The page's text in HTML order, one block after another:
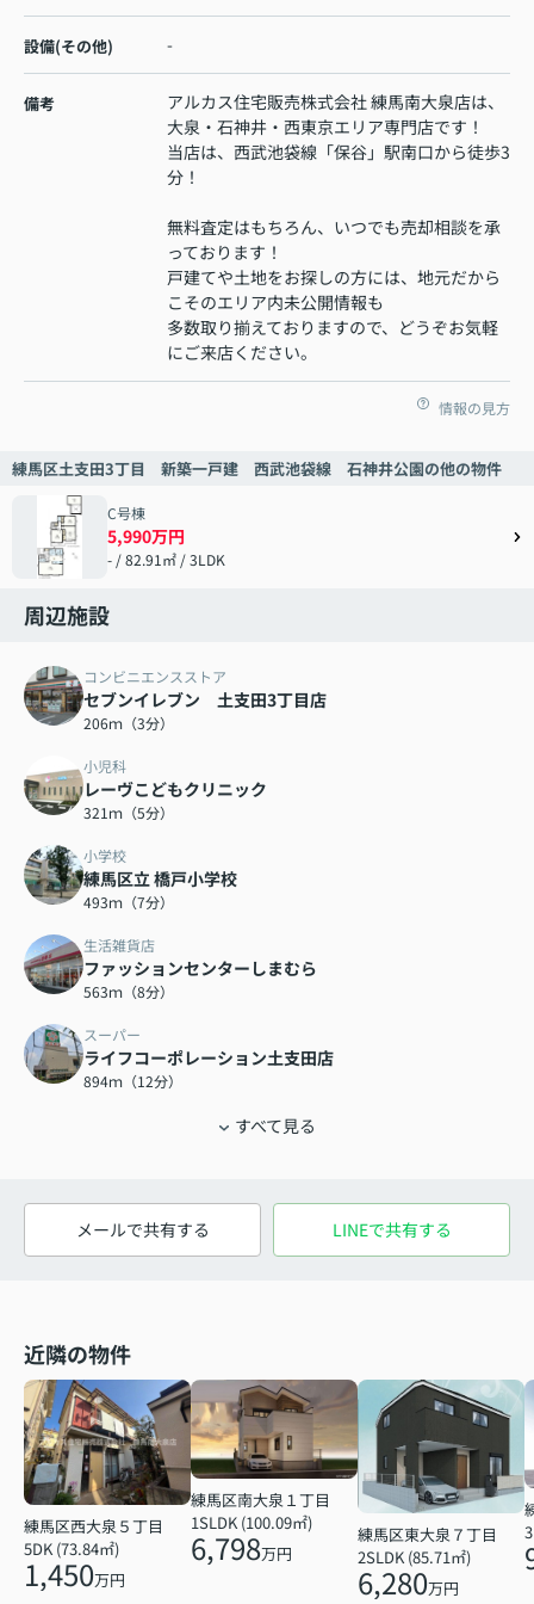
設備(その他) -
備考
アルカス住宅販売株式会社 練馬南大泉店は、
大泉・石神井・西東京エリア専門店です！
当店は、西武池袋線「保谷」駅南口から徒歩3
分！
無料査定はもちろん、いつでも売却相談を承
っております！
戸建てや土地をお探しの方には、地元だから
こそのエリア内未公開情報も
多数取り揃えておりますので、どうぞお気軽
にご来店ください。
情報の見方
練馬区土支田3丁目 新築一戸建 西武池袋線 石神井公園の他の物件
C号棟
5,990万円
- / 82.91㎡ / 3LDK
周辺施設
コンビニエンスストア
セブンイレブン 土支田3丁目店
206ｍ（3分）
小児科
レーヴこどもクリニック
321ｍ（5分）
小学校
練馬区立 橋戸小学校
493ｍ（7分）
生活雑貨店
ファッションセンターしまむら
563ｍ（8分）
スーパー
ライフコーポレーション土支田店
894ｍ（12分）
すべて見る
メールで共有する LINEで共有する
近隣の物件
練馬区西大泉５丁目
5DK (73.84㎡)
1,450万円
練馬区南大泉１丁目
1SLDK (100.09㎡)
6,798万円
練馬区東大泉７丁目
2SLDK (85.71㎡)
6,280万円